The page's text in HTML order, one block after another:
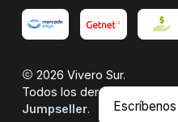
2026 Vivero Sur.
Todos los derechos
Jumpseller.